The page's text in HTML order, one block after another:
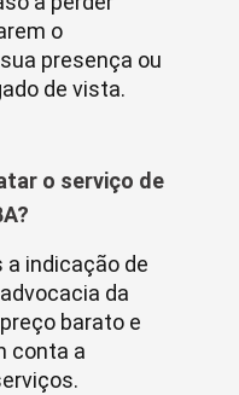
o
presença ou
de vista.
o serviço de
a indicação de
da
barato e
conta a